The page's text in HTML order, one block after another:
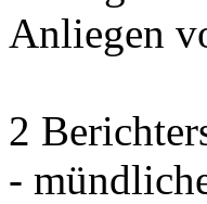
Anliegen
2
-